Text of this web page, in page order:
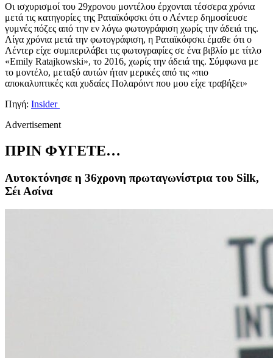
Οι ισχυρισμοί του 29χρονου μοντέλου έρχονται τέσσερα χρόνια
μετά τις κατηγορίες της Ραταϊκόφσκι ότι ο Λέντερ δημοσίευσε
γυμνές πόζες από την εν λόγω φωτογράφιση χωρίς την άδειά της.
Λίγα χρόνια μετά την φωτογράφιση, η Ραταϊκόφσκι έμαθε ότι ο
Λέντερ είχε συμπεριλάβει τις φωτογραφίες σε ένα βιβλίο με τίτλο
«Emily Ratajkowski», το 2016, χωρίς την άδειά της. Σύμφωνα με
το μοντέλο, μεταξύ αυτών ήταν μερικές από τις «πιο
αποκαλυπτικές και χυδαίες Πολαρόιντ που μου είχε τραβήξει»
Πηγή: Insider
Advertisement
ΠΡΙΝ ΦΥΓΕΤΕ…
Αυτοκτόνησε η 36χρονη πρωταγωνίστρια του Silk,
Σέι Ασίνα